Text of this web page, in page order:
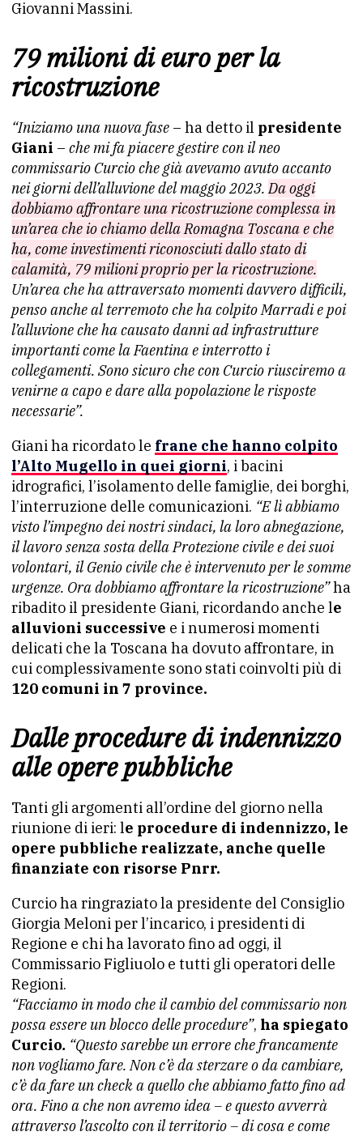
Giovanni Massini.
79 milioni di euro per la
ricostruzione
“Iniziamo una nuova fase – ha detto il presidente
Giani – che mi fa piacere gestire con il neo
commissario Curcio che già avevamo avuto accanto
nei giorni dell’alluvione del maggio 2023. Da oggi
dobbiamo affrontare una ricostruzione complessa in
un’area che io chiamo della Romagna Toscana e che
ha, come investimenti riconosciuti dallo stato di
calamità, 79 milioni proprio per la ricostruzione.
Un’area che ha attraversato momenti davvero difficili,
penso anche al terremoto che ha colpito Marradi e poi
l’alluvione che ha causato danni ad infrastrutture
importanti come la Faentina e interrotto i
collegamenti. Sono sicuro che con Curcio riusciremo a
venirne a capo e dare alla popolazione le risposte
necessarie”.
Giani ha ricordato le frane che hanno colpito
l’Alto Mugello in quei giorni, i bacini
idrografici, l’isolamento delle famiglie, dei borghi,
l’interruzione delle comunicazioni. “E lì abbiamo
visto l’impegno dei nostri sindaci, la loro abnegazione,
il lavoro senza sosta della Protezione civile e dei suoi
volontari, il Genio civile che è intervenuto per le somme
urgenze. Ora dobbiamo affrontare la ricostruzione”ha
ribadito il presidente Giani, ricordando anche le
alluvioni successive e i numerosi momenti
delicati che la Toscana ha dovuto affrontare, in
cui complessivamente sono stati coinvolti più di
120 comuni in 7 province.
Dalle procedure di indennizzo
alle opere pubbliche
Tanti gli argomenti all’ordine del giorno nella
riunione di ieri: le procedure di indennizzo, le
opere pubbliche realizzate, anche quelle
finanziate con risorse Pnrr.
Curcio ha ringraziato la presidente del Consiglio
Giorgia Meloni per l’incarico, i presidenti di
Regione e chi ha lavorato fino ad oggi, il
Commissario Figliuolo e tutti gli operatori delle
Regioni.
“Facciamo in modo che il cambio del commissario non
possa essere un blocco delle procedure”, ha spiegato
Curcio. “Questo sarebbe un errore che francamente
non vogliamo fare. Non c’è da sterzare o da cambiare,
c’è da fare un check a quello che abbiamo fatto fino ad
ora. Fino a che non avremo idea – e questo avverrà
attraverso l’ascolto con il territorio – di cosa e come